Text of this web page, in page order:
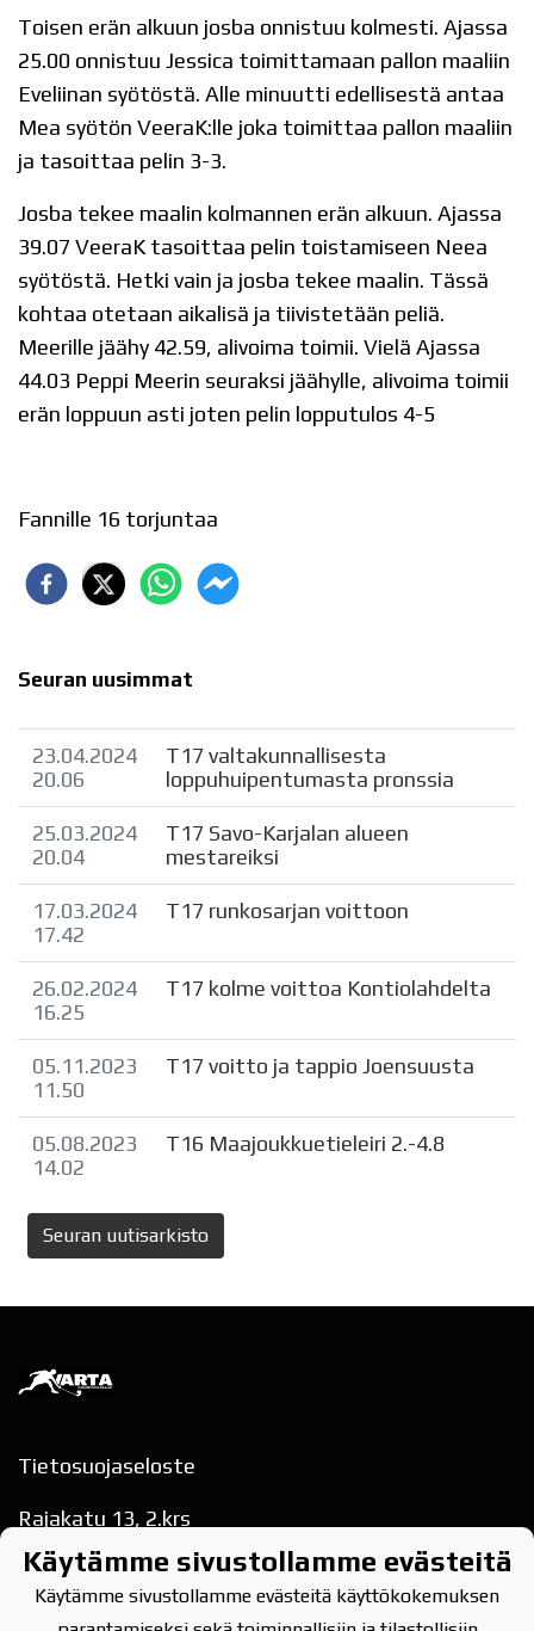
Toisen erän alkuun josba onnistuu kolmesti. Ajassa
25.00 onnistuu Jessica toimittamaan pallon maaliin
Eveliinan syötöstä. Alle minuutti edellisestä antaa
Mea syötön VeeraK:lle joka toimittaa pallon maaliin
ja tasoittaa pelin 3-3.
Josba tekee maalin kolmannen erän alkuun. Ajassa
39.07 VeeraK tasoittaa pelin toistamiseen Neea
syötöstä. Hetki vain ja josba tekee maalin. Tässä
kohtaa otetaan aikalisä ja tiivistetään peliä.
Meerille jäähy 42.59, alivoima toimii. Vielä Ajassa
44.03 Peppi Meerin seuraksi jäähylle, alivoima toimii
erän loppuun asti joten pelin lopputulos 4-5
Fannille 16 torjuntaa
Seuran uusimmat
23.04.2024
20.06
T17 valtakunnallisesta
loppuhuipentumasta pronssia
25.03.2024
20.04
T17 Savo-Karjalan alueen
mestareiksi
17.03.2024
17.42
T17 runkosarjan voittoon
26.02.2024
16.25
T17 kolme voittoa Kontiolahdelta
05.11.2023
11.50
T17 voitto ja tappio Joensuusta
05.08.2023
14.02
T16 Maajoukkuetieleiri 2.-4.8
Seuran uutisarkisto
Tietosuojaseloste
Rajakatu 13, 2.krs
puh. 040-354 9622
varkauden.tarmo(at)gmail.com
Käytämme sivustollamme evästeitä
Käytämme sivustollamme evästeitä käyttökokemuksen